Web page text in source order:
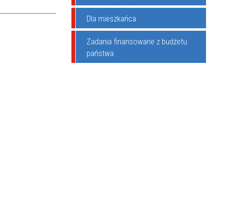
Dla mieszkańca
Zadania finansowane z budżetu
państwa